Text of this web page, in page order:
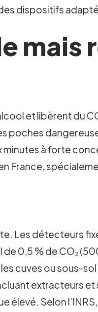
dispositifs
mais
et libèrent du
poches
à forte
France,
Les détecteurs
0,5 % de CO₂
cuves ou sous-sol
extracteurs
élevé. Selon